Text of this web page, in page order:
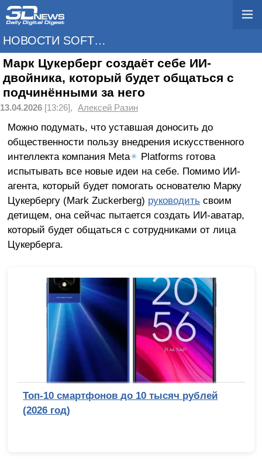
НОВОСТИ SOFTWARE
Марк Цукерберг создаёт себе ИИ-
двойника, который будет общаться с
подчинёнными за него
13.04.2026 [13:26], Алексей Разин
Можно подумать, что уставшая доносить до
общественности пользу внедрения искусственного
интеллекта компания Meta✴ Platforms готова
испытывать все новые идеи на себе. Помимо ИИ-
агента, который будет помогать основателю Марку
Цукербергу (Mark Zuckerberg) руководить своим
детищем, она сейчас пытается создать ИИ-аватар,
который будет общаться с сотрудниками от лица
Цукерберга.
Топ-10 смартфонов до 10 тысяч рублей
(2026 год)